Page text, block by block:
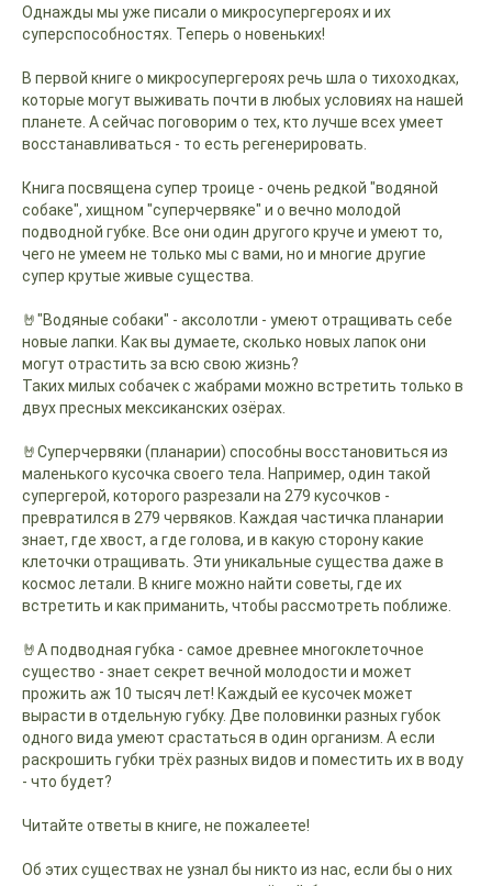
Однажды мы уже писали о микросупергероях и их
суперспособностях. Теперь о новеньких!
В первой книге о микросупергероях речь шла о тихоходках,
которые могут выживать почти в любых условиях на нашей
планете. А сейчас поговорим о тех, кто лучше всех умеет
восстанавливаться - то есть регенерировать.
Книга посвящена супер троице - очень редкой "водяной
собаке", хищном "суперчервяке" и о вечно молодой
подводной губке. Все они один другого круче и умеют то,
чего не умеем не только мы с вами, но и многие другие
супер крутые живые существа.
🤘"Водяные собаки" - аксолотли - умеют отращивать себе
новые лапки. Как вы думаете, сколько новых лапок они
могут отрастить за всю свою жизнь?
Таких милых собачек с жабрами можно встретить только в
двух пресных мексиканских озёрах.
🤘Суперчервяки (планарии) способны восстановиться из
маленького кусочка своего тела. Например, один такой
супергерой, которого разрезали на 279 кусочков -
превратился в 279 червяков. Каждая частичка планарии
знает, где хвост, а где голова, и в какую сторону какие
клеточки отращивать. Эти уникальные существа даже в
космос летали. В книге можно найти советы, где их
встретить и как приманить, чтобы рассмотреть поближе.
🤘А подводная губка - самое древнее многоклеточное
существо - знает секрет вечной молодости и может
прожить аж 10 тысяч лет! Каждый ее кусочек может
вырасти в отдельную губку. Две половинки разных губок
одного вида умеют срастаться в один организм. А если
раскрошить губки трёх разных видов и поместить их в воду
- что будет?
Читайте ответы в книге, не пожалеете!
Об этих существах не узнал бы никто из нас, если бы о них